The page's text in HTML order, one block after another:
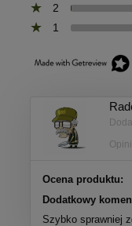
2
1
Ocena produktu:
Dodatkowy
Szybko sprawniej